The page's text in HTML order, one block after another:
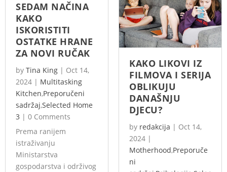
SEDAM NAČINA
KAKO
ISKORISTITI
OSTATKE HRANE
ZA NOVI RUČAK
by Tina King | Oct 14,
2024 | Multitasking
Kitchen,Preporučeni
sadržaj,Selected Home
3 | 0 Comments
Prema ranijem
istraživanju
Ministarstva
gospodarstva i održivog
KAKO LIKOVI IZ
FILMOVA I SERIJA
OBLIKUJU
DANAŠNJU
DJECU?
by redakcija | Oct 14,
2024 |
Motherhood,Preporuče
ni